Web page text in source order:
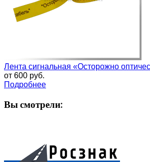
Лента сигнальная «Осторожно
от 600 руб.
Подробнее
Вы смотрели: